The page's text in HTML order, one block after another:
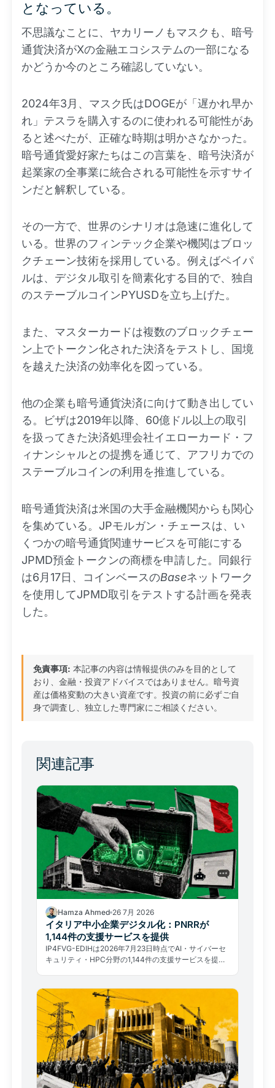
となっている。
不思議なことに、ヤカリーノもマスクも、暗号
通貨決済がXの金融エコシステムの一部になる
かどうか今のところ確認していない。
2024年3月、マスク氏はDOGEが「遅かれ早か
れ」テスラを購入するのに使われる可能性があ
ると述べたが、正確な時期は明かさなかった。
暗号通貨愛好家たちはこの言葉を、暗号決済が
起業家の全事業に統合される可能性を示すサイ
ンだと解釈している。
その一方で、世界のシナリオは急速に進化して
いる。世界のフィンテック企業や機関はブロッ
クチェーン技術を採用している。例えばペイパ
ルは、デジタル取引を簡素化する目的で、独自
のステーブルコインPYUSDを立ち上げた。
また、マスターカードは複数のブロックチェー
ン上でトークン化された決済をテストし、国境
を越えた決済の効率化を図っている。
他の企業も暗号通貨決済に向けて動き出してい
る。ビザは2019年以降、60億ドル以上の取引
を扱ってきた決済処理会社イエローカード・フ
ィナンシャルとの提携を通じて、アフリカでの
ステーブルコインの利用を推進している。
暗号通貨決済は米国の大手金融機関からも関心
を集めている。JPモルガン・チェースは、い
くつかの暗号通貨関連サービスを可能にする
JPMD預金トークンの商標を申請した。同銀行
は6月17日、コインベースのBaseネットワーク
を使用してJPMD取引をテストする計画を発表
した。
免責事項: 本記事の内容は情報提供のみを目的として
おり、金融・投資アドバイスではありません。暗号資
産は価格変動の大きい資産です。投資の前に必ずご自
身で調査し、独立した専門家にご相談ください。
関連記事
Hamza Ahmed 26 7月 2026
イタリア中小企業デジタル化：PNRRが
1,144件の支援サービスを提供
IP4FVG-EDIHは2026年7月23日時点でAI・サイバーセ
キュリティ・HPC分野の1,144件の支援サービスを提